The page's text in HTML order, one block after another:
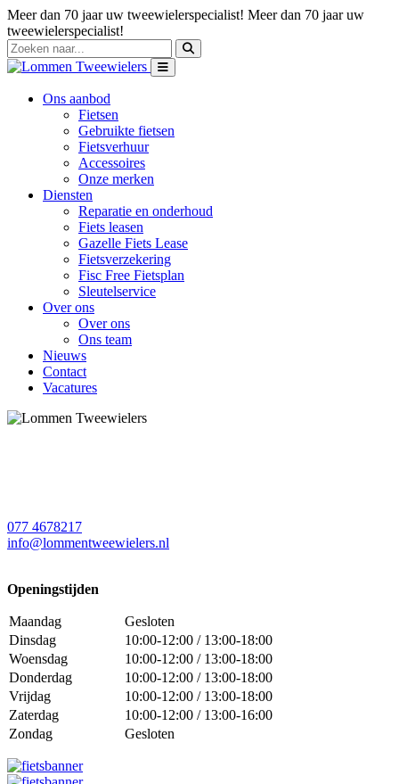
Meer dan 70 jaar uw tweewielerspecialist! Meer dan 70 jaar uw
tweewielerspecialist!
Ons aanbod
Fietsen
Gebruikte fietsen
Fietsverhuur
Accessoires
Onze merken
Diensten
Reparatie en onderhoud
Fiets leasen
Gazelle Fiets Lease
Fietsverzekering
Fisc Free Fietsplan
Sleutelservice
Over ons
Over ons
Ons team
Nieuws
Contact
Vacatures
077 4678217
info@lommentweewielers.nl
Openingstijden
Maandag
Gesloten
Dinsdag
10:00-12:00 / 13:00-18:00
Woensdag
10:00-12:00 / 13:00-18:00
Donderdag
10:00-12:00 / 13:00-18:00
Vrijdag
10:00-12:00 / 13:00-18:00
Zaterdag
10:00-12:00 / 13:00-16:00
Zondag
Gesloten